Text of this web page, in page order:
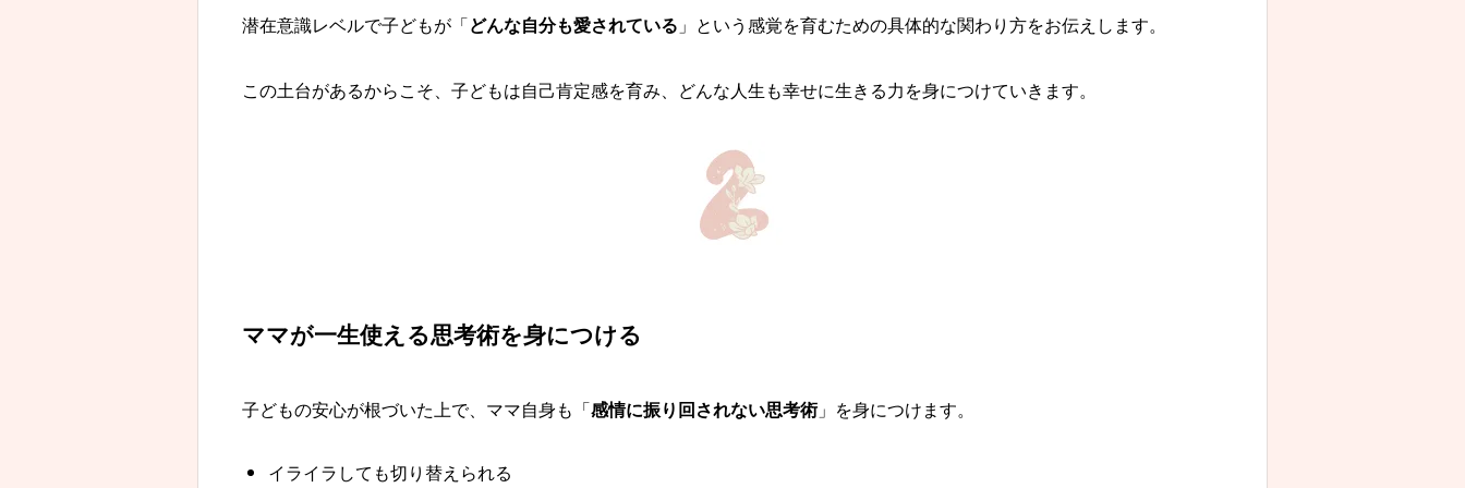
潜在意識レベルで子どもが「どんな自分も愛されている 」という感覚を育むための具体的な関わり方をお伝えします。
この土台があるからこそ、子どもは自己肯定感を育み、どんな人生も幸せに生きる力を身につけていきます。
ママが一生使える思考術を身につける
子どもの安心が根づいた上で、ママ自身も「感情に振り回されない思考術」を身につけます。
イライラしても切り替えられる